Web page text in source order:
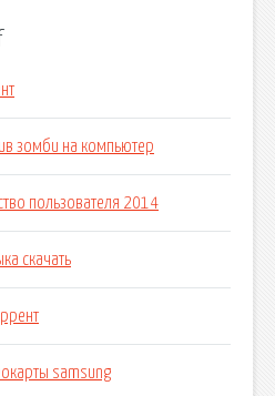
зомби на компьютер
пользователя 2014
скачать
samsung